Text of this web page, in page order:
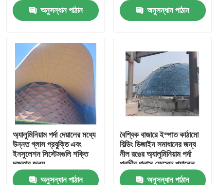
বাড়ি
কারখানা ভ্রমণ
মান নিয়ন্ত্রণ
যোগাযোগ করুন
অনুসন্ধান পাঠান
অনুসন্ধান পাঠান
অ্যালুমিনিয়াম পর্দা দেয়ালের মধ্যে
উন্নত গ্লাস প্রযুক্তি এবং
ইনসুলেশন সিস্টেমগুলি শক্তি
দক্ষতার জন্য
অনুসন্ধান পাঠান
বৈশ্বিক বাজারে ইস্পাত কাঠামো
বিল্ডিং ডিজাইন সমাধানের জন্য
নীল রঙের অ্যালুমিনিয়াম পর্দা
প্রাচীর গ্লাস ফেসেড প্যানেল
অনুসন্ধান পাঠান